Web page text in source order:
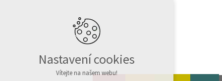
Nastavení cookies
Vítejte na našem webu!